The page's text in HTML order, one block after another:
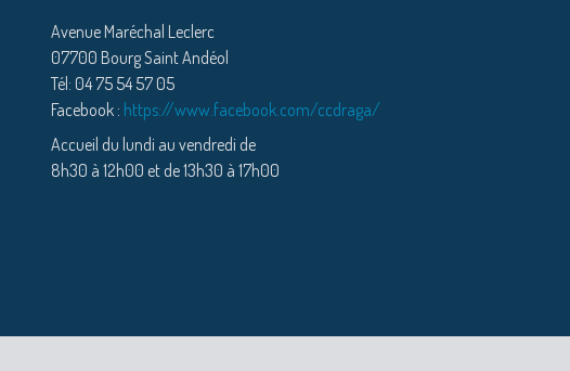
Avenue Maréchal Leclerc
07700 Bourg Saint Andéol
Tél: 04 75 54 57 05
Facebook : https://www.facebook.com/ccdraga/
Accueil du lundi au vendredi de
8h30 à 12h00 et de 13h30 à 17h00